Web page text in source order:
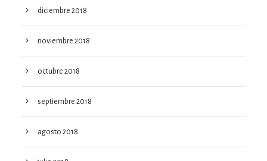
diciembre 2018
noviembre 2018
octubre 2018
septiembre 2018
agosto 2018